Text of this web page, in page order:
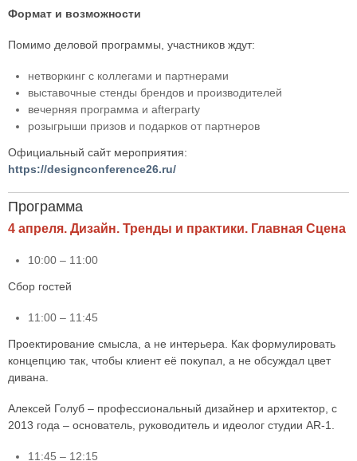
Формат и возможности
Помимо деловой программы, участников ждут:
нетворкинг с коллегами и партнерами
выставочные стенды брендов и производителей
вечерняя программа и afterparty
розыгрыши призов и подарков от партнеров
Официальный сайт мероприятия:
https://designconference26.ru/
Программа
4 апреля. Дизайн. Тренды и практики. Главная Сцена
10:00 – 11:00
Сбор гостей
11:00 – 11:45
Проектирование смысла, а не интерьера. Как формулировать
концепцию так, чтобы клиент её покупал, а не обсуждал цвет
дивана.
Алексей Голуб – профессиональный дизайнер и архитектор, с
2013 года – основатель, руководитель и идеолог студии AR-1.
11:45 – 12:15